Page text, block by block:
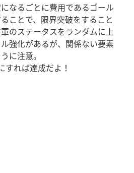
なるごとに費用であるゴール
ことで、限界突破をすること
のステータスをランダムに上
強化があるが、関係ない要素
に注意。
すれば達成だよ！